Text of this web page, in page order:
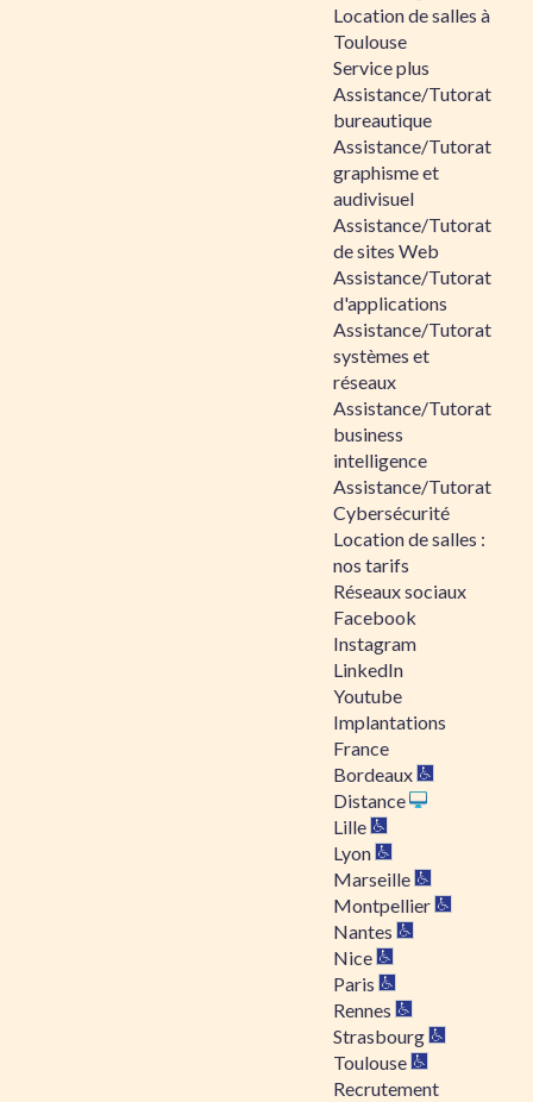
Location de salles à
Toulouse
Service plus
Assistance/Tutorat
bureautique
Assistance/Tutorat
graphisme et
audivisuel
Assistance/Tutorat
de sites Web
Assistance/Tutorat
d'applications
Assistance/Tutorat
systèmes et
réseaux
Assistance/Tutorat
business
intelligence
Assistance/Tutorat
Cybersécurité
Location de salles :
nos tarifs
Réseaux sociaux
Facebook
Instagram
LinkedIn
Youtube
Implantations
France
Bordeaux
Distance
Lille
Lyon
Marseille
Montpellier
Nantes
Nice
Paris
Rennes
Strasbourg
Toulouse
Recrutement